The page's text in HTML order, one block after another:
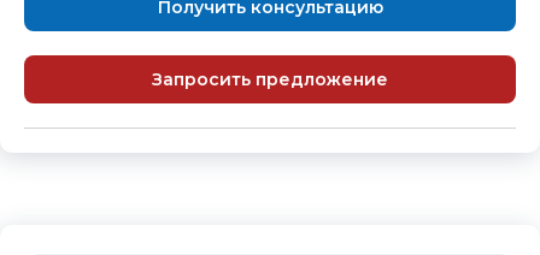
Получить консультацию
Запросить предложение